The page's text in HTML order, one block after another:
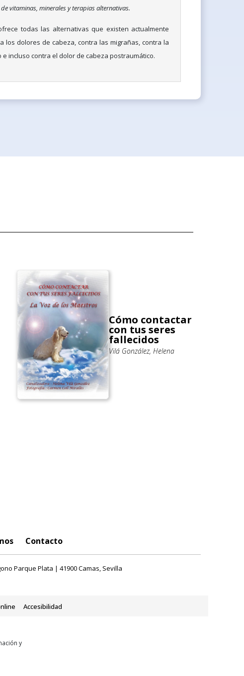
vitaminas, minerales y terapias alternativas.
todas las alternativas que existen actualmente
los dolores de cabeza, contra las migrañas, contra la
e incluso contra el dolor de cabeza postraumático.
Cómo contactar
con tus seres
fallecidos
Vilá González, Helena
Contacto
Parque Plata | 41900 Camas, Sevilla
Accesibilidad
y